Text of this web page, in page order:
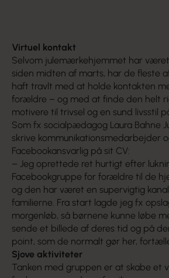
Virtuel kontakt
Selvom julemærkehjemmet har
siden midten af marts, har de fleste
haft travlt med at holde kontakten
forældre – og med at finde den helt
motivere til trivsel og en sund livsstil
Som fx socialpædagog Laura Bahne
skrive kommunikationsmedarbejder
Facebookansvarlig på sit CV:
– Jeg oprettede ret hurtigt efter
Facebookgruppe for forældre til de
og den har været en supervigtig
familierne. Fra start lagde jeg fx
morgenløb, så børnene kunne løbe
sende et billede af deres tid og på
point, som de normalt gør her,
Sjove aktiviteter
Tanken med gruppen er at skabe et